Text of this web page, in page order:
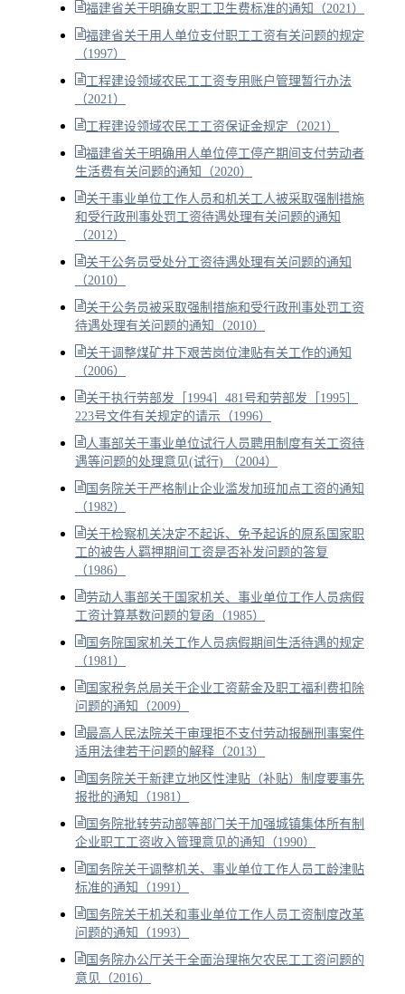
福建省关于明确女职工卫生费标准的通知（2021）
福建省关于用人单位支付职工工资有关问题的规定
（1997）
工程建设领域农民工工资专用账户管理暂行办法
（2021）
工程建设领域农民工工资保证金规定（2021）
福建省关于明确用人单位停工停产期间支付劳动者
生活费有关问题的通知（2020）
关于事业单位工作人员和机关工人被采取强制措施
和受行政刑事处罚工资待遇处理有关问题的通知
（2012）
关于公务员受处分工资待遇处理有关问题的通知
（2010）
关于公务员被采取强制措施和受行政刑事处罚工资
待遇处理有关问题的通知（2010）
关于调整煤矿井下艰苦岗位津贴有关工作的通知
（2006）
关于执行劳部发［1994］481号和劳部发［1995］
223号文件有关规定的请示（1996）
人事部关于事业单位试行人员聘用制度有关工资待
遇等问题的处理意见(试行) （2004）
国务院关于严格制止企业滥发加班加点工资的通知
（1982）
关于检察机关决定不起诉、免予起诉的原系国家职
工的被告人羁押期间工资是否补发问题的答复
（1986）
劳动人事部关于国家机关、事业单位工作人员病假
工资计算基数问题的复函（1985）
国务院国家机关工作人员病假期间生活待遇的规定
（1981）
国家税务总局关于企业工资薪金及职工福利费扣除
问题的通知（2009）
最高人民法院关于审理拒不支付劳动报酬刑事案件
适用法律若干问题的解释（2013）
国务院关于新建立地区性津贴（补贴）制度要事先
报批的通知（1981）
国务院批转劳动部等部门关于加强城镇集体所有制
企业职工工资收入管理意见的通知（1990）
国务院关于调整机关、事业单位工作人员工龄津贴
标准的通知（1991）
国务院关于机关和事业单位工作人员工资制度改革
问题的通知（1993）
国务院办公厅关于全面治理拖欠农民工工资问题的
意见（2016）